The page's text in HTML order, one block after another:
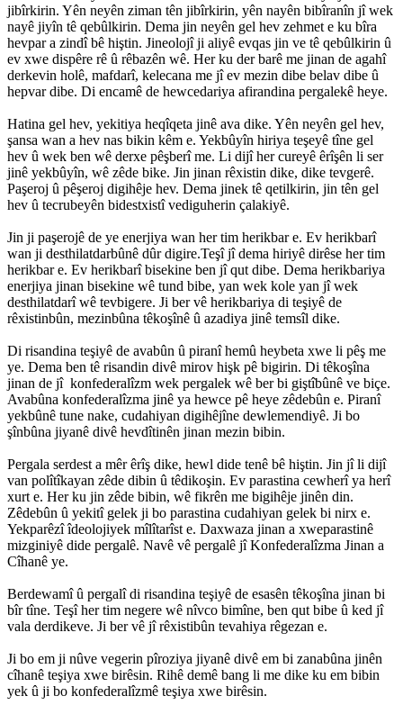
jibîrkirin. Yên neyên ziman tên jibîrkirin, yên nayên bibîranîn jî wek
nayê jiyîn tê qebûlkirin. Dema jin neyên gel hev zehmet e ku bîra
hevpar a zindî bê hiştin. Jineolojî ji aliyê evqas jin ve tê qebûlkirin û
ev xwe dispêre rê û rêbazên wê. Her ku der barê me jinan de agahî
derkevin holê, mafdarî, kelecana me jî ev mezin dibe belav dibe û
hepvar dibe. Di encamê de hewcedariya afirandina pergalekê heye.
Hatina gel hev, yekitiya heqîqeta jinê ava dike. Yên neyên gel hev,
şansa wan a hev nas bikin kêm e. Yekbûyîn hiriya teşeyê tîne gel
hev û wek ben wê derxe pêşberî me. Li dijî her cureyê êrîşên li ser
jinê yekbûyîn, wê zêde bike. Jin jinan rêxistin dike, dike tevgerê.
Paşeroj û pêşeroj digihêje hev. Dema jinek tê qetilkirin, jin tên gel
hev û tecrubeyên bidestxistî vediguherin çalakiyê.
Jin ji paşerojê de ye enerjiya wan her tim herikbar e. Ev herikbarî
wan ji desthilatdarbûnê dûr digire.Teşî jî dema hiriyê dirêse her tim
herikbar e. Ev herikbarî bisekine ben jî qut dibe. Dema herikbariya
enerjiya jinan bisekine wê tund bibe, yan wek kole yan jî wek
desthilatdarî wê tevbigere. Ji ber vê herikbariya di teşiyê de
rêxistinbûn, mezinbûna têkoşînê û azadiya jinê temsîl dike.
Di risandina teşiyê de avabûn û piranî hemû heybeta xwe li pêş me
ye. Dema ben tê risandin divê mirov hişk pê bigirin. Di têkoşîna
jinan de jî konfederalîzm wek pergalek wê ber bi giştîbûnê ve biçe.
Avabûna konfederalîzma jinê ya hewce pê heye zêdebûn e. Piranî
yekbûnê tune nake, cudahiyan digihêjîne dewlemendiyê. Ji bo
şînbûna jiyanê divê hevdîtinên jinan mezin bibin.
Pergala serdest a mêr êrîş dike, hewl dide tenê bê hiştin. Jin jî li dijî
van polîtîkayan zêde dibin û têdikoşin. Ev parastina cewherî ya herî
xurt e. Her ku jin zêde bibin, wê fikrên me bigihêje jinên din.
Zêdebûn û yekitî gelek ji bo parastina cudahiyan gelek bi nirx e.
Yekparêzî îdeolojiyek mîlîtarîst e. Daxwaza jinan a xweparastinê
mizginiyê dide pergalê. Navê vê pergalê jî Konfederalîzma Jinan a
Cîhanê ye.
Berdewamî û pergalî di risandina teşiyê de esasên têkoşîna jinan bi
bîr tîne. Teşî her tim negere wê nîvco bimîne, ben qut bibe û ked jî
vala derdikeve. Ji ber vê jî rêxistibûn tevahiya rêgezan e.
Ji bo em ji nûve vegerin pîroziya jiyanê divê em bi zanabûna jinên
cîhanê teşiya xwe birêsin. Rihê demê bang li me dike ku em bibin
yek û ji bo konfederalîzmê teşiya xwe birêsin.